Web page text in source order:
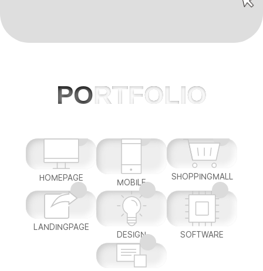
PORTFOLIO
HOMEPAGE MOBILE
SHOPPINGMALL
LANDINGPAGE
DESIGN
SOFTWARE